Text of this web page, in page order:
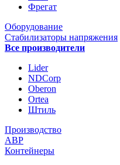
Фрегат
Оборудование
Стабилизаторы напряжения
Все производители
Lider
NDCorp
Oberon
Ortea
Штиль
Производство
АВР
Контейнеры